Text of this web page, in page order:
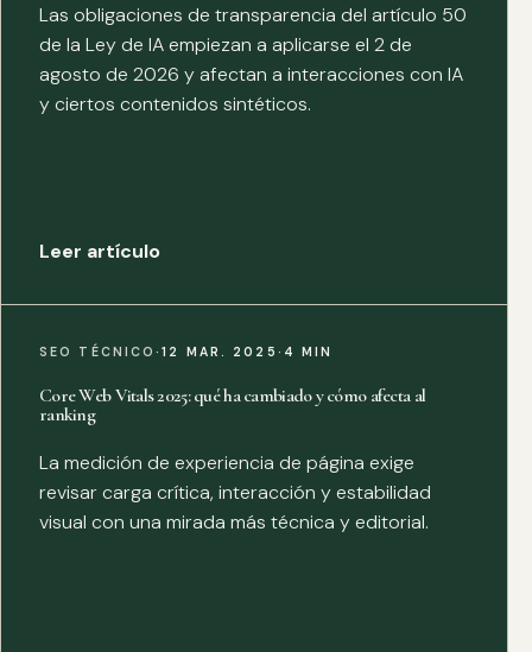
Las obligaciones de transparencia del artículo 50
de la Ley de IA empiezan a aplicarse el 2 de
agosto de 2026 y afectan a interacciones con IA
y ciertos contenidos sintéticos.
Leer artículo
SEO TÉCNICO·12 MAR. 2025 · 4 MIN
Core Web Vitals 2025: qué ha cambiado y cómo afecta al
ranking
La medición de experiencia de página exige
revisar carga crítica, interacción y estabilidad
visual con una mirada más técnica y editorial.